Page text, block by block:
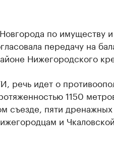
по имуществу и
передачу на
Нижегородского
речь идет о
1150
съезде, пяти дренажных
и Чкаловской